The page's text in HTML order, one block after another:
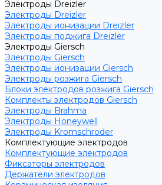
Электроды Dreizler
Электроды Dreizler
Электроды ионизации Dreizler
Электроды поджига Dreizler
Электроды Giersch
Электроды Giersch
Электроды ионизации Giersch
Электроды розжига Giersch
Блоки электродов розжига Giersch
Комплекты электродов Giersch
Электроды Brahma
Электроды Honeywell
Электроды Kromschroder
Комплектующие электродов
Комплектующие электродов
Фиксаторы электродов
Держатели электродов